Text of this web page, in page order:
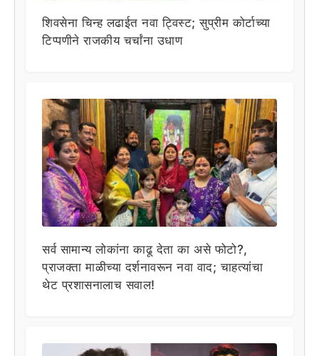
शिवसेना चिन्ह लढाईत नवा ट्विस्ट; सुप्रीम कोर्टाच्या
टिप्पणीने राजकीय चर्चांना उधाण
सर्व सामान्य लोकांना काढू देता का असे फोटो?,
प्राजक्ता माळीच्या दर्शनावरून नवा वाद; चाहत्यांचा
थेट प्रशासनालाच सवाल!